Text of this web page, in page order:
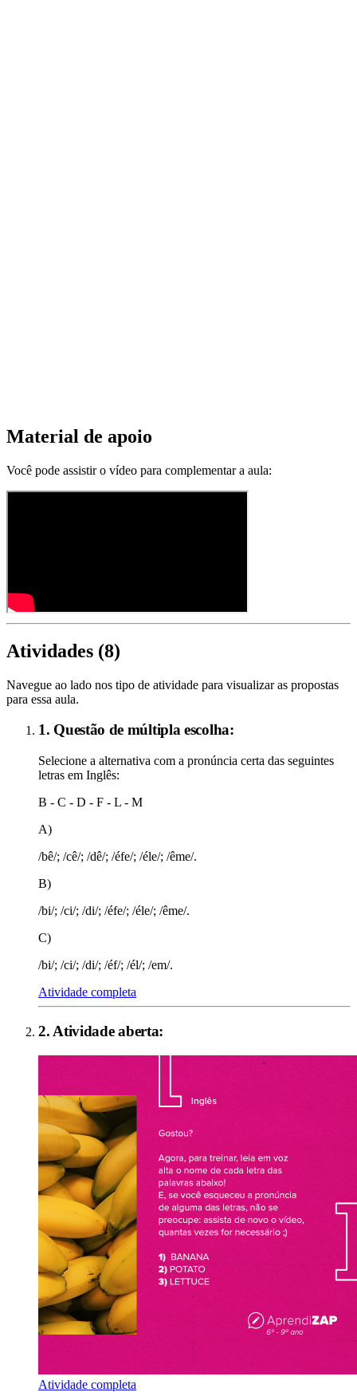
Material de apoio
Você pode assistir o vídeo para complementar a aula:
Atividades (8)
Navegue ao lado nos tipo de atividade para visualizar as propostas
para essa aula.
1. Questão de múltipla escolha:
Selecione a alternativa com a pronúncia certa das seguintes
letras em Inglês:
B - C - D - F - L - M
A)
/bê/; /cê/; /dê/; /éfe/; /éle/; /ême/.
B)
/bi/; /ci/; /di/; /éfe/; /éle/; /ême/.
C)
/bi/; /ci/; /di/; /éf/; /él/; /em/.
Atividade completa
2. Atividade aberta:
Atividade completa